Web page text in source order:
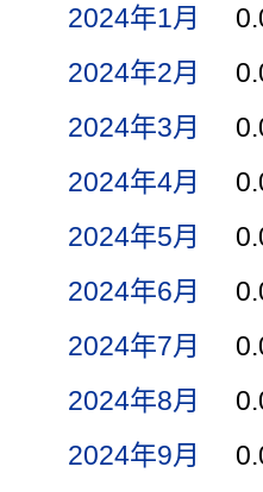
2024年1月
2024年2月
2024年3月
2024年4月
2024年5月
2024年6月
2024年7月
2024年8月
2024年9月